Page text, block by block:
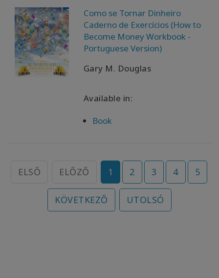
Como se Tornar Dinheiro
Caderno de Exercícios (How to
Become Money Workbook -
Portuguese Version)
Gary M. Douglas
Available in:
Book
ELSŐ ELŐZŐ 1 2 3 4 5
KÖVETKEZŐ UTOLSÓ